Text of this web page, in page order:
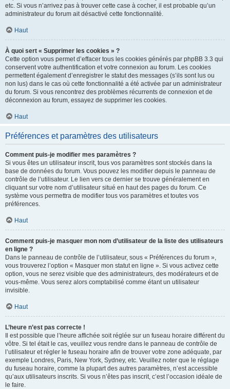
etc. Si vous n’arrivez pas à trouver cette case à cocher, il est probable qu’un
administrateur du forum ait désactivé cette fonctionnalité.
Haut
À quoi sert « Supprimer les cookies » ?
Cette option vous permet d’effacer tous les cookies générés par phpBB 3.3 qui
conservent votre authentification et votre connexion au forum. Les cookies
permettent également d’enregistrer le statut des messages (s’ils sont lus ou
non lus) dans le cas où cette fonctionnalité a été activée par un administrateur
du forum. Si vous rencontrez des problèmes récurrents de connexion et de
déconnexion au forum, essayez de supprimer les cookies.
Haut
Préférences et paramètres des utilisateurs
Comment puis-je modifier mes paramètres ?
Si vous êtes un utilisateur inscrit, tous vos paramètres sont stockés dans la
base de données du forum. Vous pouvez les modifier depuis le panneau de
contrôle de l’utilisateur. Le lien vers ce dernier se trouve généralement en
cliquant sur votre nom d’utilisateur situé en haut des pages du forum. Ce
système vous permettra de modifier tous vos paramètres et toutes vos
préférences.
Haut
Comment puis-je masquer mon nom d’utilisateur de la liste des utilisateurs
en ligne ?
Dans le panneau de contrôle de l’utilisateur, sous « Préférences du forum »,
vous trouverez l’option « Masquer mon statut en ligne ». Si vous activez cette
option, vous ne serez visible que des administrateurs, des modérateurs et de
vous-même. Vous serez alors comptabilisé comme étant un utilisateur
invisible.
Haut
L’heure n’est pas correcte !
Il est possible que l’heure affichée soit réglée sur un fuseau horaire différent du
vôtre. Si tel était le cas, veuillez vous rendre dans le panneau de contrôle de
l’utilisateur et régler le fuseau horaire afin de trouver votre zone adéquate, par
exemple Londres, Paris, New York, Sydney, etc. Veuillez noter que le réglage
du fuseau horaire, comme la plupart des autres paramètres, n’est accessible
qu’aux utilisateurs inscrits. Si vous n’êtes pas inscrit, c’est l’occasion idéale de
le faire.